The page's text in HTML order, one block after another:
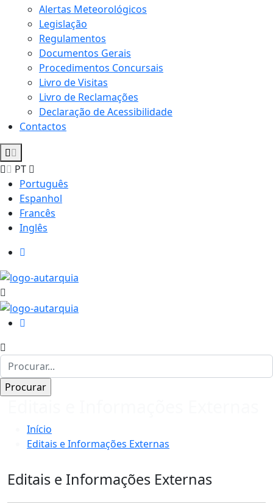
Alertas Meteorológicos
Legislação
Regulamentos
Documentos Gerais
Procedimentos Concursais
Livro de Visitas
Livro de Reclamações
Declaração de Acessibilidade
Contactos
PT
Português
Espanhol
Francês
Inglês
Início
Editais e Informações Externas
Editais e Informações Externas